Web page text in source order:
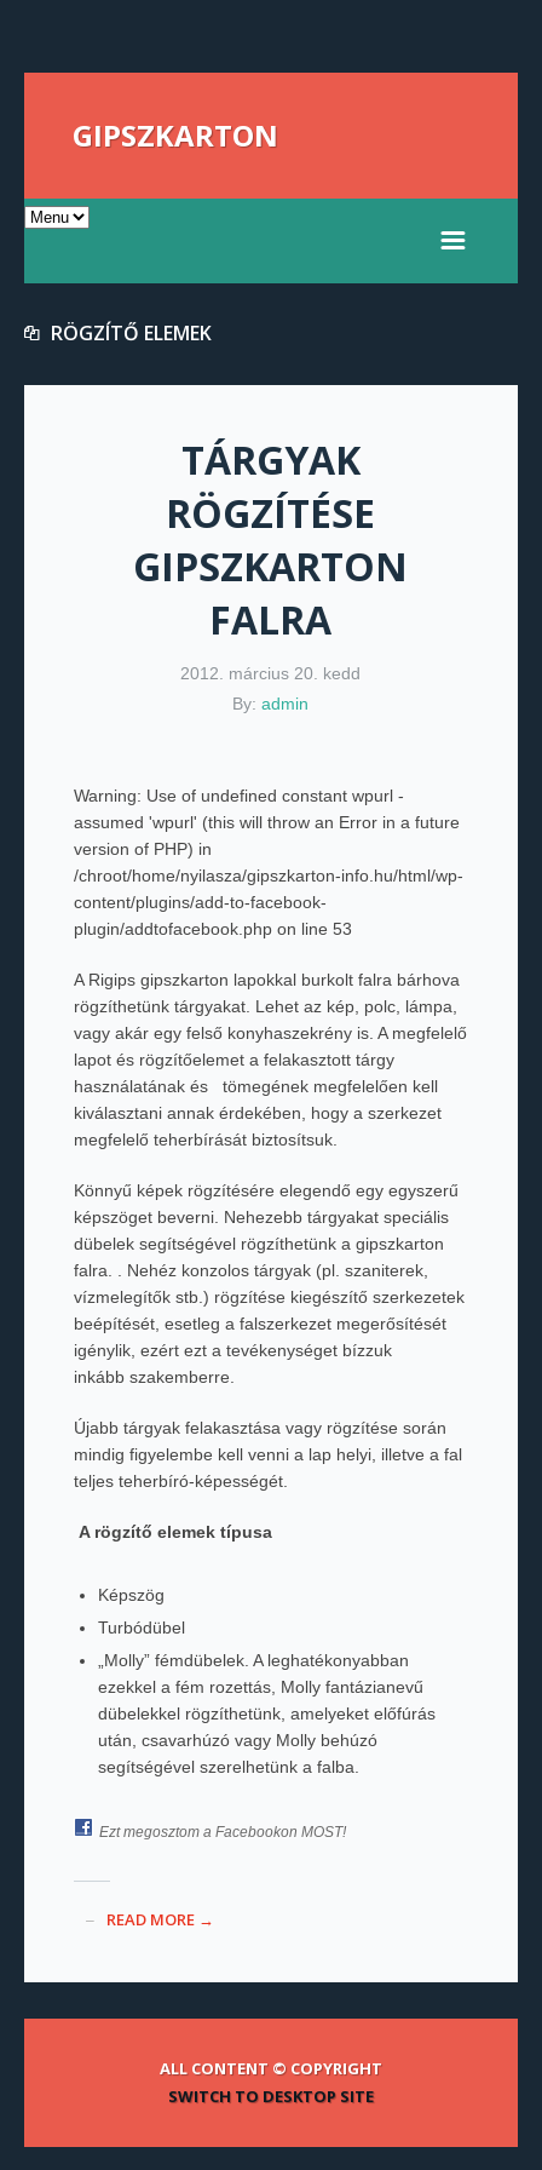
GIPSZKARTON
RÖGZÍTŐ ELEMEK
TÁRGYAK
RÖGZÍTÉSE
GIPSZKARTON
FALRA
2012. március 20. kedd
By:admin
Warning: Use of undefined constant wpurl -
assumed 'wpurl' (this will throw an Error in a future
version of PHP) in
/chroot/home/nyilasza/gipszkarton-info.hu/html/wp-
content/plugins/add-to-facebook-
plugin/addtofacebook.phpon line 53
A Rigips gipszkarton lapokkal burkolt falra bárhova
rögzíthetünk tárgyakat. Lehet az kép, polc, lámpa,
vagy akár egy felső konyhaszekrény is. A megfelelő
lapot és rögzítőelemet a felakasztott tárgy
használatának és tömegének megfelelően kell
kiválasztani annak érdekében, hogy a szerkezet
megfelelő teherbírását biztosítsuk.
Könnyű képek rögzítésére elegendő egy egyszerű
képszöget beverni. Nehezebb tárgyakat speciális
dübelek segítségével rögzíthetünk a gipszkarton
falra. . Nehéz konzolos tárgyak (pl. szaniterek,
vízmelegítők stb.) rögzítése kiegészítő szerkezetek
beépítését, esetleg a falszerkezet megerősítését
igénylik, ezért ezt a tevékenységet bízzuk
inkább szakemberre.
Újabb tárgyak felakasztása vagy rögzítése során
mindig figyelembe kell venni a lap helyi, illetve a fal
teljes teherbíró-képességét.
A rögzítő elemek típusa
Képszög
Turbódübel
„Molly” fémdübelek. A leghatékonyabban
ezekkel a fém rozettás, Molly fantázianevű
dübelekkel rögzíthetünk, amelyeket előfúrás
után, csavarhúzó vagy Molly behúzó
segítségével szerelhetünk a falba.
Ezt megosztom a Facebookon MOST!
READ MORE →
ALL CONTENT © COPYRIGHT
SWITCH TO DESKTOP SITE